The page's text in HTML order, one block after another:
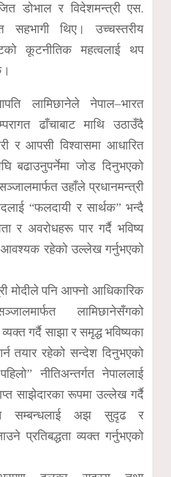
डोभाल र विदेशमन्त्री एस.
थिए। उच्चस्तरीय
कूटनीतिक महत्वलाई थप
लामिछानेले नेपाल–भारत
ढाँचाबाट माथि उठाउँदै
र आपसी विश्वासमा आधारित
बढाउनुपर्नेमा जोड दिनुभएको
उहाँले प्रधानमन्त्री
“फलदायी र सार्थक” भन्दै
र अवरोधहरू पार गर्दै भविष्य
रहेको उल्लेख गर्नुभएको
मोदीले पनि आफ्नो आधिकारिक
लामिछानेसँगको
गर्दै साझा र समृद्ध भविष्यका
तयार रहेको सन्देश दिनुभएको
नीतिअन्तर्गत नेपाललाई
साझेदारका रूपमा उल्लेख गर्दै
सम्बन्धलाई अझ सुदृढ र
प्रतिबद्धता व्यक्त गर्नुभएको